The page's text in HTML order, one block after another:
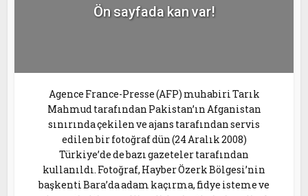
Ön sayfada kan var!
Agence France-Presse (AFP) muhabiri Tarık
Mahmud tarafından Pakistan’ın Afganistan
sınırında çekilen ve ajans tarafından servis
edilen bir fotoğraf dün (24 Aralık 2008)
Türkiye’de de bazı gazeteler tarafından
kullanıldı. Fotoğraf, Hayber Özerk Bölgesi’nin
başkenti Bara’da adam kaçırma, fidye isteme ve